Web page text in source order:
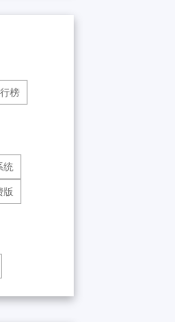
司、*医
重庆*肿
...
榜
统
版